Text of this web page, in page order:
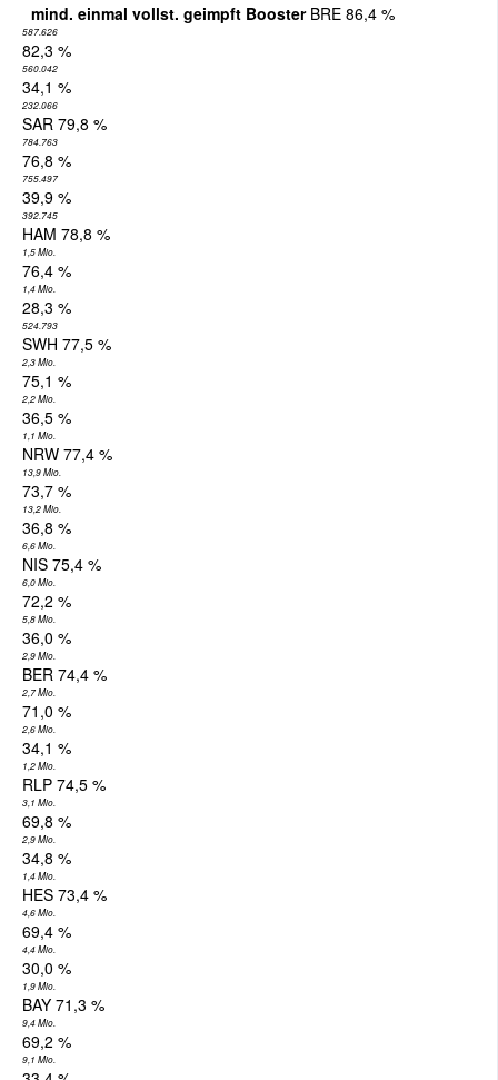
mind. einmal vollst. geimpft BoosterBRE 86,4 %
587.626
82,3 %
560.042
34,1 %
232.066
SAR 79,8 %
784.763
76,8 %
755.497
39,9 %
392.745
HAM 78,8 %
1,5 Mio.
76,4 %
1,4 Mio.
28,3 %
524.793
SWH 77,5 %
2,3 Mio.
75,1 %
2,2 Mio.
36,5 %
1,1 Mio.
NRW 77,4 %
13,9 Mio.
73,7 %
13,2 Mio.
36,8 %
6,6 Mio.
NIS 75,4 %
6,0 Mio.
72,2 %
5,8 Mio.
36,0 %
2,9 Mio.
BER 74,4 %
2,7 Mio.
71,0 %
2,6 Mio.
34,1 %
1,2 Mio.
RLP 74,5 %
3,1 Mio.
69,8 %
2,9 Mio.
34,8 %
1,4 Mio.
HES 73,4 %
4,6 Mio.
69,4 %
4,4 Mio.
30,0 %
1,9 Mio.
BAY 71,3 %
9,4 Mio.
69,2 %
9,1 Mio.